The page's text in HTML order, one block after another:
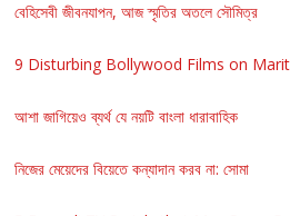
বেহিসেবী জীবনযাপন, আজ স্মৃতির অতলে সৌমিত্র
9 Disturbing Bollywood Films on
আশা জাগিয়েও ব্যর্থ যে নয়টি বাংলা ধারাবাহিক
নিজের মেয়েদের বিয়েতে কন্যাদান করব না: সোমা